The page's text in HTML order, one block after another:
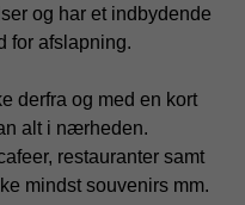
og har et indbydende
for afslapning.
derfra og med en kort
alt i nærheden.
restauranter samt
mindst souvenirs mm.